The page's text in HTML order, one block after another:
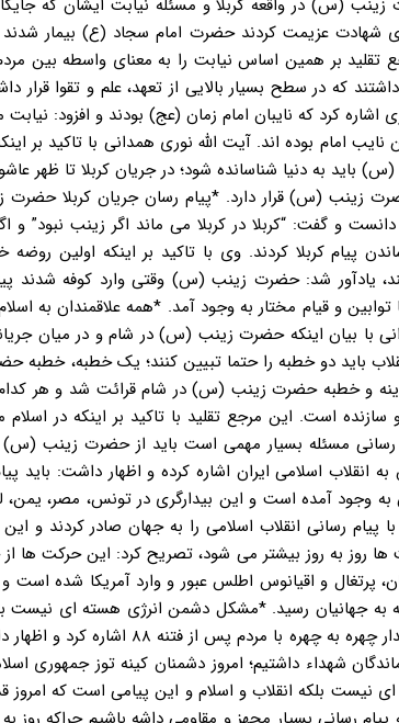
شهادت عزیمت کردند حضرت امام سجاد (ع) بیمار
بر همین اساس نیابت را به معنای واسطه بین
که در سطح بسیار بالایی از تعهد، علم و تقوا
امام بوده اند. آیت الله نوری همدانی با تاکید بر
به دنیا شناسانده شود؛ در جریان کربلا تا ظهر
زینب (س) قرار دارد. *پیام رسان جریان کربلا
و گفت: “کربلا در کربلا می ماند اگر زینب نبود”
پیام کربلا کردند. وی با تاکید بر اینکه اولین
شد: حضرت زینب (س) وقتی وارد کوفه شدند پیام
و قیام مختار به وجود آمد. *همه علاقمندان
با بیان اینکه حضرت زینب (س) در شام و در میان
باید دو خطبه را حتما تبیین کنند؛ یک خطبه،
سازنده است. این مرجع تقلید با تاکید بر اینکه در
رسانی مسئله بسیار مهمی است باید از حضرت زینب (س)
اسلامی ایران اشاره کرده و اظهار داشت: باید
به وجود آمده است و این بیدارگری در تونس، مصر،
پیام رسانی انقلاب اسلامی را به جهان صادر کردند و
روز به روز بیشتر می شود، تصریح کرد: این حرکت ها از
پرتغال و اقیانوس اطلس عبور و وارد آمریکا
به جهانیان رسید. *مشکل دشمن انرژی هسته ای نیست
سخنان خود به سفر به ۱۰ استان برای
شهداء داشتیم؛ امروز دشمنان کینه توز جمهوری
نیست بلکه انقلاب و اسلام و این پیامی است که